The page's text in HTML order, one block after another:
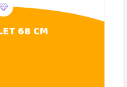
68 CM